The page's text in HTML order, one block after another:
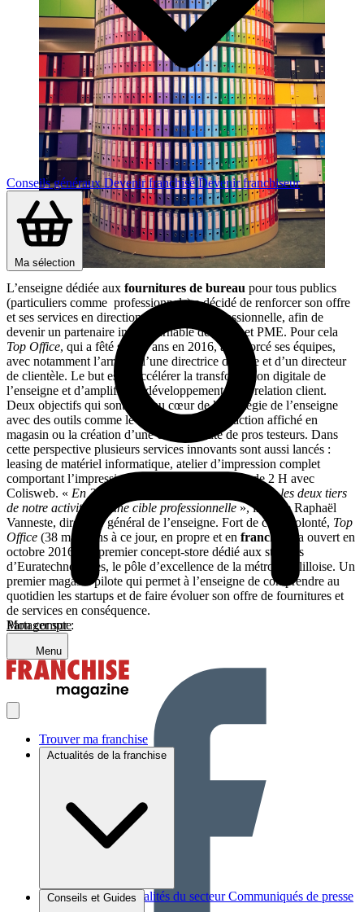
Conseils générauxDevenir franchisé Devenir franchiseur
Ma sélection
Mon compte
Menu
Trouver ma franchise
Actualités de la franchise
Brèves et actus Actualités du secteur Communiqués de presse
Conseils et Guides
L’enseigne dédiée aux fournitures de bureau pour tous publics
(particuliers comme professionnels) a décidé de renforcer son offre
et ses services en direction d’une cible professionnelle, afin de
devenir un partenaire incontournable des TPE et PME. Pour cela
Top Office, qui a fêté ses 20 ans en 2016, a renforcé ses équipes,
avec notamment l’arrivée d’une directrice digitale et d’un directeur
de clientèle. Le but est d’accélérer la transformation digitale de
l’enseigne et d’amplifier le développement de la relation client.
Deux objectifs qui sont déjà au cœur de la stratégie de l’enseigne
avec des outils comme le baromètre de satisfaction affiché en
magasin ou la création d’une communauté de pros testeurs. Dans
cette perspective plusieurs services innovants sont aussi lancés :
leasing de matériel informatique, atelier d’impression complet
comportant l’impression 3D, livraison en moins de 2 H avec
Colisweb. « En 2017, nous ambitionnons de réaliser les deux tiers
de notre activité sur une cible professionnelle », indique Raphaël
Vanneste, directeur général de l’enseigne. Fort de cette volonté, Top
Office (38 magasins à ce jour, en propre et en franchise
) a ouvert en
octobre 2016 son premier concept-store dédié aux startups
d’Euratechnologies, le pôle d’excellence de la métropole lilloise. Un
premier magasin pilote qui permet à l’enseigne de comprendre au
quotidien les startups et de faire évoluer son offre de fournitures et
de services en conséquence.
Partager sur :